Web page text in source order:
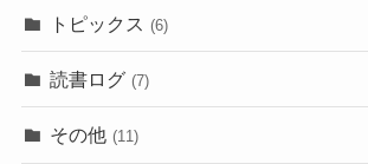
トピックス (6)
読書ログ (7)
その他 (11)